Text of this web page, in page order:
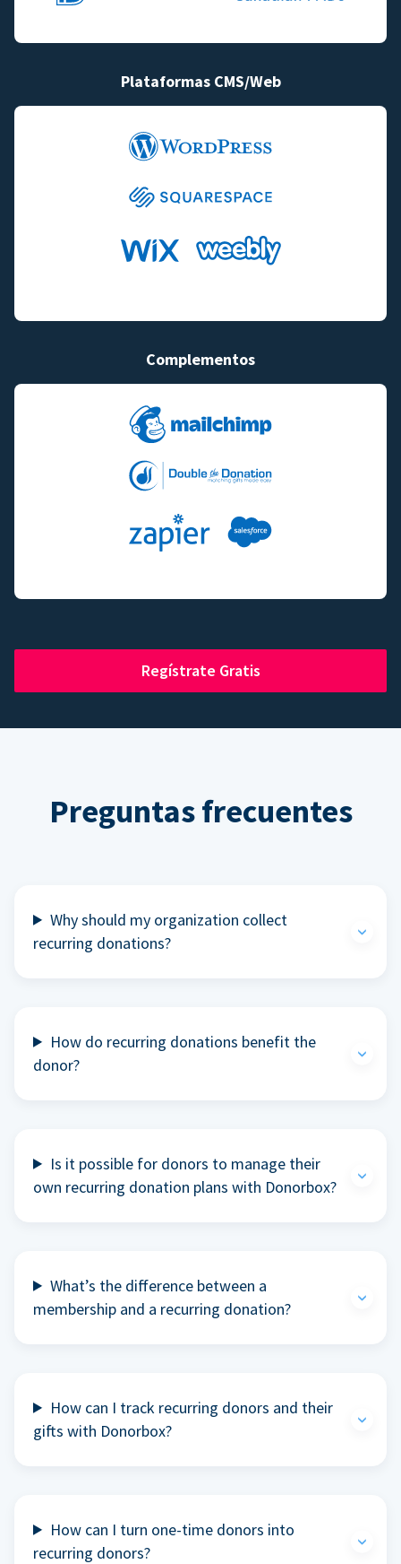
Plataformas CMS/Web
Complementos
Regístrate Gratis
Preguntas frecuentes
Why should my organization collect
recurring donations?
How do recurring donations benefit the
donor?
Is it possible for donors to manage their
own recurring donation plans with Donorbox?
What’s the difference between a
membership and a recurring donation?
How can I track recurring donors and their
gifts with Donorbox?
How can I turn one-time donors into
recurring donors?